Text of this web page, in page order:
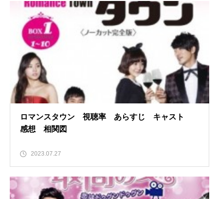
ロマンスタウン 視聴率 あらすじ キャスト
感想 相関図
2023.07.27